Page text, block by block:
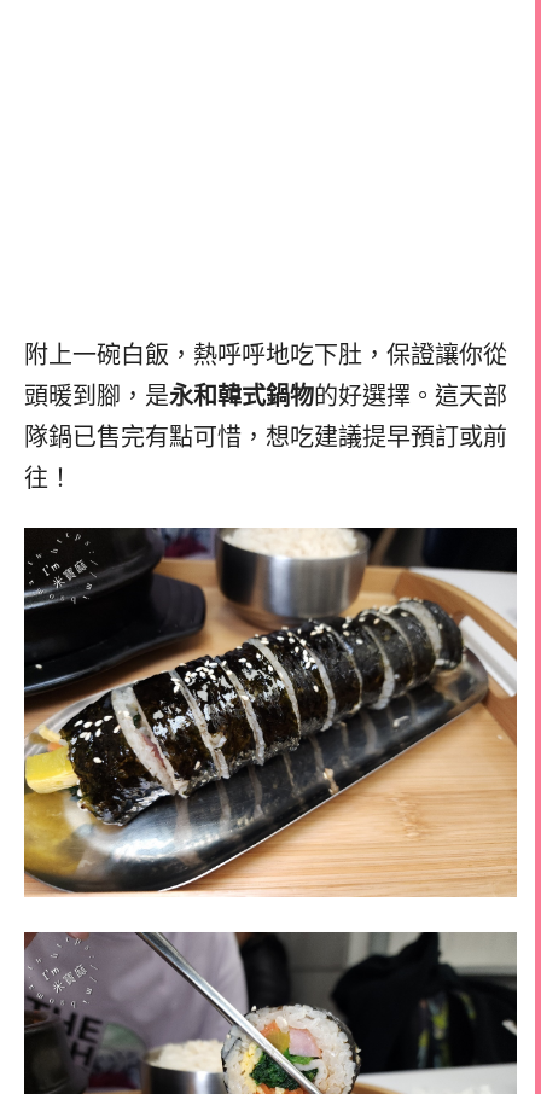
附上一碗白飯，熱呼呼地吃下肚，保證讓你從
頭暖到腳，是永和韓式鍋物的好選擇。這天部
隊鍋已售完有點可惜，想吃建議提早預訂或前
往！